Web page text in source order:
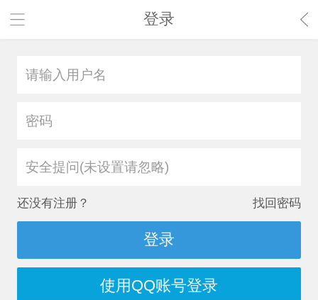
登录
安全提问(未设置请忽略)
还没有注册？ 找回密码
登录
使用QQ账号登录